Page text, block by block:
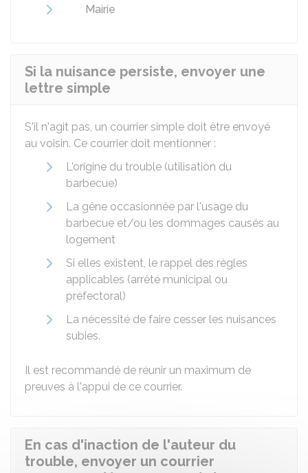
Mairie
Si la nuisance persiste, envoyer une
lettre simple
S'il n'agit pas, un courrier simple doit être envoyé
au voisin. Ce courrier doit mentionner :
L'origine du trouble (utilisation du
barbecue)
La gêne occasionnée par l'usage du
barbecue et/ou les dommages causés au
logement
Si elles existent, le rappel des règles
applicables (arrêté municipal ou
préfectoral)
La nécessité de faire cesser les nuisances
subies.
Il est recommandé de réunir un maximum de
preuves à l'appui de ce courrier.
En cas d'inaction de l'auteur du
trouble, envoyer un courrier